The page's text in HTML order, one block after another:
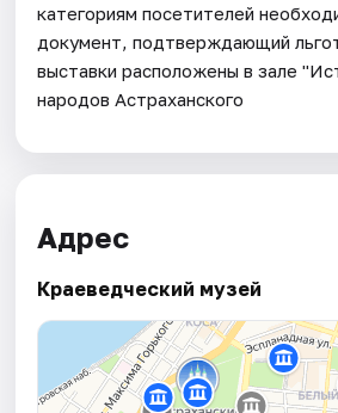
категориям посетителей
документ, подтверждающий
выставки расположены в зале
народов Астраханского
Адрес
Краеведческий музей